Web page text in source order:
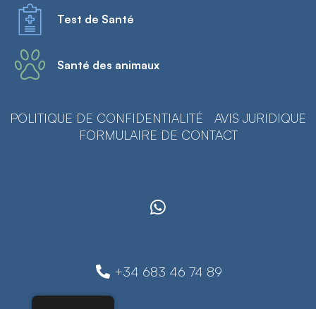
Test de Santé
Santé des animaux
POLITIQUE DE CONFIDENTIALITÉ
AVIS JURIDIQUE
FORMULAIRE DE CONTACT
+34 683 46 74 89